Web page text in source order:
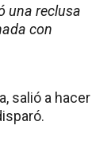
una reclusa
con
salió a hacer